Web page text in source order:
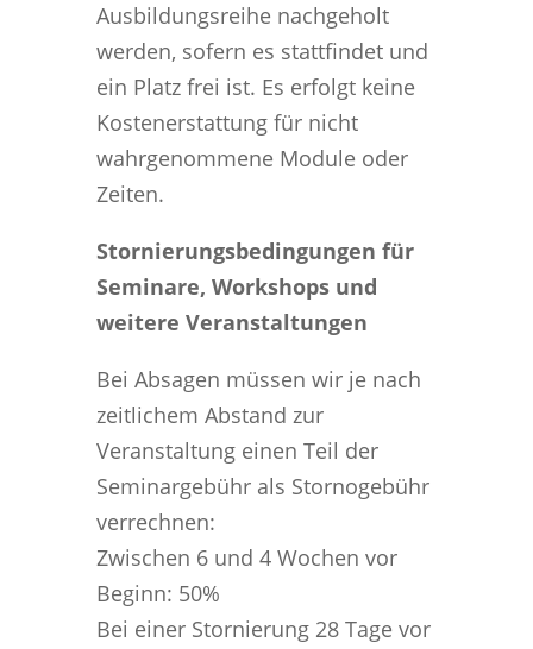
Ausbildungsreihe nachgeholt
werden, sofern es stattfindet und
ein Platz frei ist. Es erfolgt keine
Kostenerstattung für nicht
wahrgenommene Module oder
Zeiten.
Stornierungsbedingungen für
Seminare, Workshops und
weitere Veranstaltungen
Bei Absagen müssen wir je nach
zeitlichem Abstand zur
Veranstaltung einen Teil der
Seminargebühr als Stornogebühr
verrechnen:
Zwischen 6 und 4 Wochen vor
Beginn: 50%
Bei einer Stornierung 28 Tage vor